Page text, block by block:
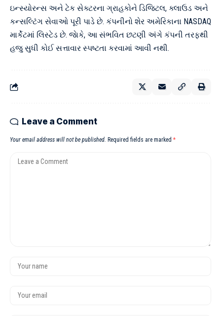
ઇન્સ્યોરન્સ અને ટેક સેક્ટરના ગ્રાહકોને ડિજિટલ, ક્લાઉડ અને
કન્સલ્ટિંગ સેવાઓ પૂરી પાડે છે. કંપનીનો શેર અમેરિકાના NASDAQ
માર્કેટમાં લિસ્ટેડ છે. જાેકે, આ સંભવિત છટણી અંગે કંપની તરફથી
હજુ સુધી કોઈ સત્તાવાર સ્પષ્ટતા કરવામાં આવી નથી.
Leave a Comment
Your email address will not be published. Required fields are marked *